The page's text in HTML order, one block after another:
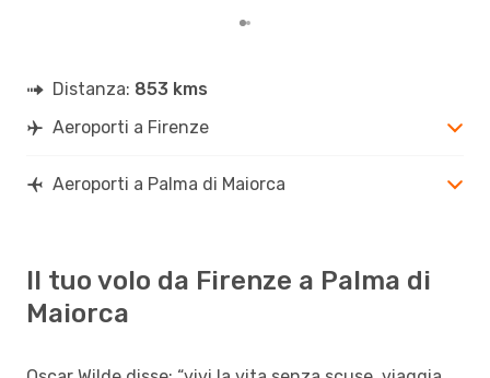
Distanza: 853 kms
Aeroporti a Firenze
Aeroporti a Palma di Maiorca
Il tuo volo da Firenze a Palma di
Maiorca